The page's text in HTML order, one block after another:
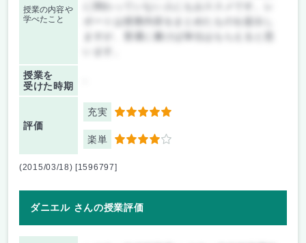
授業の内容や
学べたこと
ますが、普通に書けば単位はもらえると思
授業を
受けた時期
評価
充実 5
楽単 4
(2015/03/18) [1596797]
ダニエル さんの授業評価